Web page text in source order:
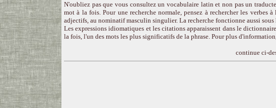
N'oubliez pas que vous consultez un vocabulaire latin et non pas un
mot à la fois. Pour une recherche normale, pensez à rechercher les
adjectifs, au nominatif masculin singulier. La recherche fonctionne aussi
Les expressions idiomatiques et les citations apparaissent dans le
la fois, l'un des mots les plus significatifs de la phrase. Pour plus
continue ci-